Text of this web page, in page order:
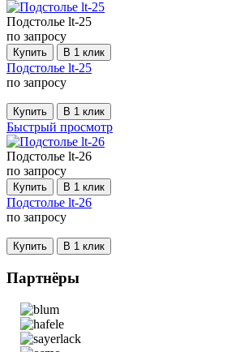
Подстолье lt-25
по запросу
Купить В 1 клик
Подстолье lt-25
по запросу
Купить В 1 клик
Быстрый просмотр
Подстолье lt-26
по запросу
Купить В 1 клик
Подстолье lt-26
по запросу
Купить В 1 клик
Партнёры